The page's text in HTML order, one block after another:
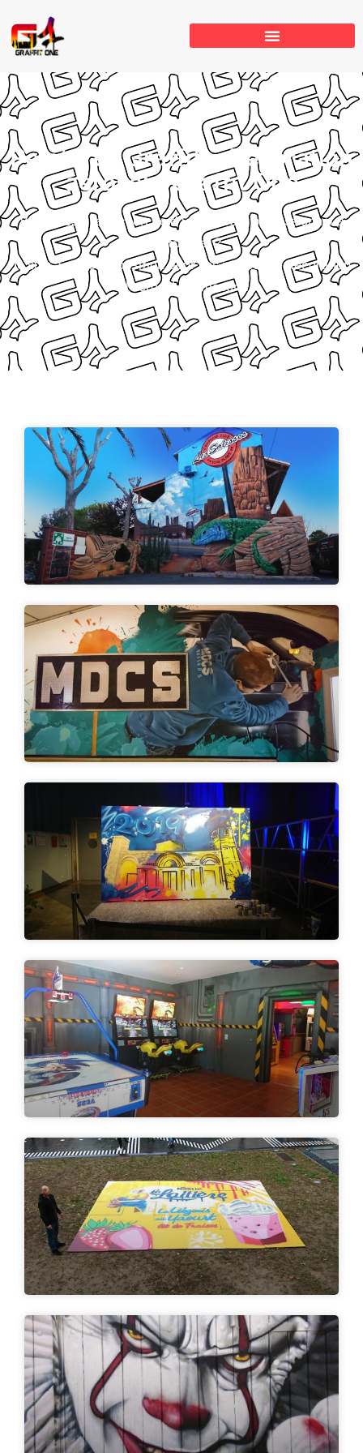
Peintures Graffiti – Decoration
aerosol – Graffit One
Vous êtes à la recherche d’un graffeur professionnel à
Montpellier ?
Je suis à votre disposition pour vos projets de décoration
à l’aérosol sur mesure.